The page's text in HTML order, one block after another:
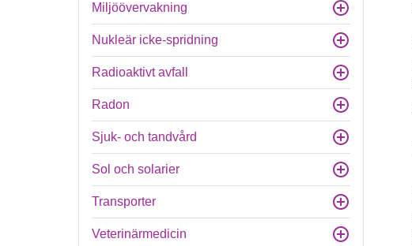
Miljöövervakning
Nukleär icke-spridning
Radioaktivt avfall
Radon
Sjuk- och tandvård
Sol och solarier
Transporter
Veterinärmedicin